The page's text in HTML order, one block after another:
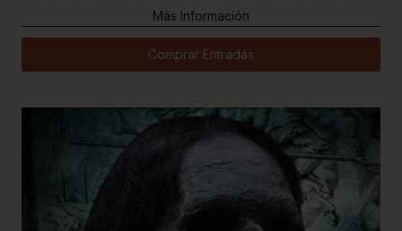
Más Información
Comprar Entradas